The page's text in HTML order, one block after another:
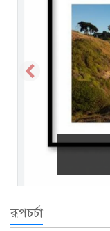
রূপচর্চা